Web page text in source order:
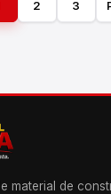
2 3
material de